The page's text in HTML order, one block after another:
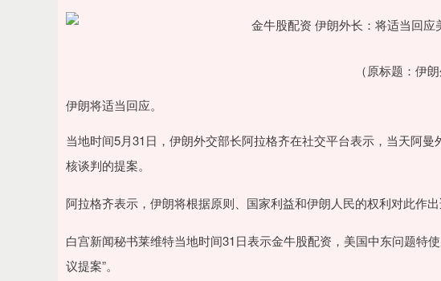
（原标题：伊
伊朗将适当回应。
当地时间5月31日，伊朗外交部长阿拉格齐在社交平台表示，当天阿
核谈判的提案。
阿拉格齐表示，伊朗将根据原则、国家利益和伊朗人民的权利对此作出
白宫新闻秘书莱维特当地时间31日表示金牛股配资，美国中东问题特
议提案”。